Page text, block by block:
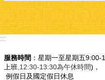
:::
服務時間 ：星期一至星期五
上班 ,12:30-13:30為午休時間)，
例假日及國定假日休息